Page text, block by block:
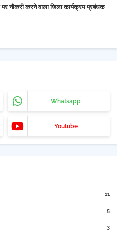
नौकरी करने वाला जिला कार्यक्रम प्रबंधक
Whatsapp
Youtube
11
5
3